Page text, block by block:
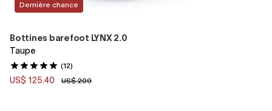
Dernière chance
Bottines barefoot LYNX 2.0
Taupe
(12)
US$ 125.40 US$ 209